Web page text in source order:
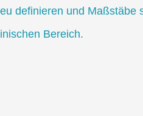
definieren und Maßstäbe
Bereich.